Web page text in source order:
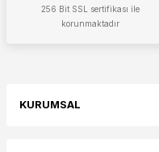
256 Bit SSL sertifikası ile
korunmaktadır
KURUMSAL